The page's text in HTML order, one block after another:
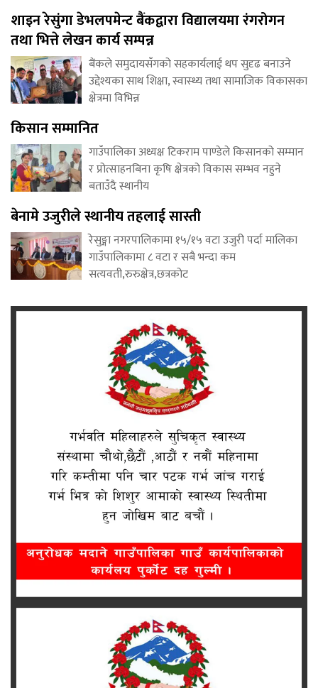
शाइन रेसुंगा डेभलपमेन्ट बैंकद्वारा विद्यालयमा रंगरोगन
तथा भित्ते लेखन कार्य सम्पन्न
बैंकले समुदायसँगको सहकार्यलाई थप सुदृढ बनाउने
उद्देश्यका साथ शिक्षा, स्वास्थ्य तथा सामाजिक विकासका
क्षेत्रमा विभिन्न
किसान सम्मानित
गाउँपालिका अध्यक्ष टिकराम पाण्डेले किसानको सम्मान
र प्रोत्साहनबिना कृषि क्षेत्रको विकास सम्भव नहुने
बताउँदै स्थानीय
बेनामे उजुरीले स्थानीय तहलाई सास्ती
रेसुङ्गा नगरपालिकामा १५/१५ वटा उजुरी पर्दा मालिका
गाउँपालिकामा ८ वटा र सबै भन्दा कम
सत्यवती,रुरुक्षेत्र,छत्रकोट